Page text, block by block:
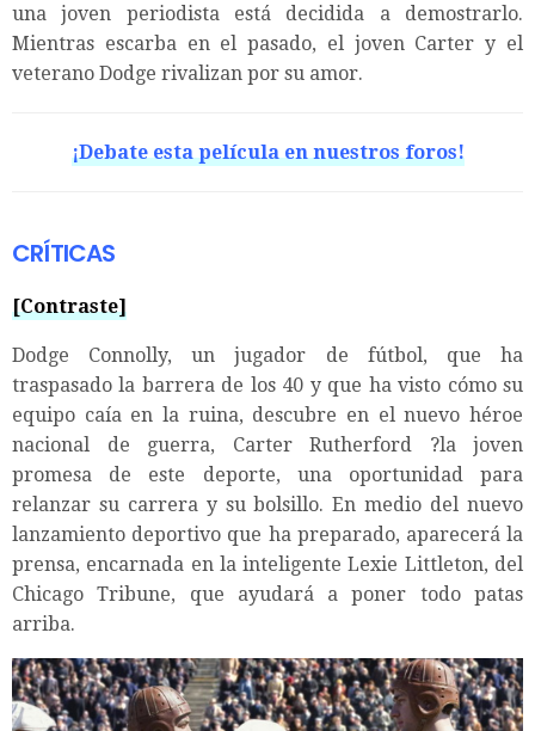
una joven periodista está decidida a demostrarlo.
Mientras escarba en el pasado, el joven Carter y el
veterano Dodge rivalizan por su amor.
¡Debate esta película en nuestros foros!
CRÍTICAS
[Contraste]
Dodge Connolly, un jugador de fútbol, que ha
traspasado la barrera de los 40 y que ha visto cómo su
equipo caía en la ruina, descubre en el nuevo héroe
nacional de guerra, Carter Rutherford ?la joven
promesa de este deporte, una oportunidad para
relanzar su carrera y su bolsillo. En medio del nuevo
lanzamiento deportivo que ha preparado, aparecerá la
prensa, encarnada en la inteligente Lexie Littleton, del
Chicago Tribune, que ayudará a poner todo patas
arriba.